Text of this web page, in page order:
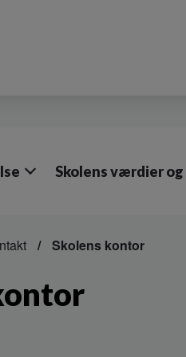
Skolens værdier
Skolens kontor